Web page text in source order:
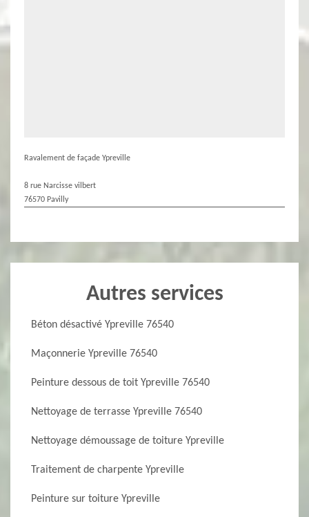
Ravalement de façade Ypreville
8 rue Narcisse vilbert
76570 Pavilly
Autres services
Béton désactivé Ypreville 76540
Maçonnerie Ypreville 76540
Peinture dessous de toit Ypreville 76540
Nettoyage de terrasse Ypreville 76540
Nettoyage démoussage de toiture Ypreville
Traitement de charpente Ypreville
Peinture sur toiture Ypreville